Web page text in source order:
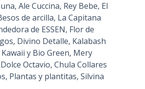
Ale Cuccina, Rey Bebe, El
de arcilla, La Capitana
de ESSEN, Flor de
Divino Detalle, Kalabash
y Bio Green, Mery
Octavio, Chula Collares
Plantas y plantitas, Silvina